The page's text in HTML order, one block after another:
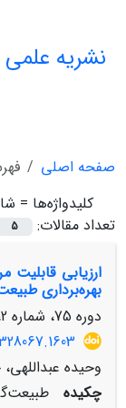
نشریه
صفحه اصلی
کلیدواژه‌ها =
تعداد مقالات:
5
ارزیابی قابلیت
بهره‌‌برداری
دوره 75، شماره 2، تابستان 1401، صفحه
وحیده
چکیده